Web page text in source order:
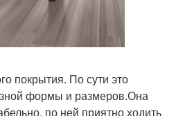
покрытия. По сути это
формы и размеров.Она
по ней приятно ходить